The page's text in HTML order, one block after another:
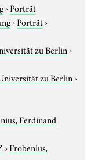
›Porträt
›Porträt›
zu Berlin›
zu Berlin›
Ferdinand
›Frobenius,